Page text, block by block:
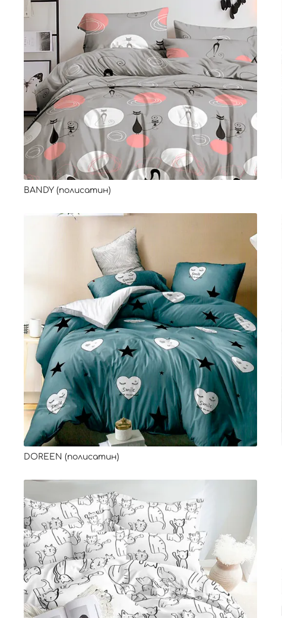
BANDY (полисатин)
DOREEN (полисатин)